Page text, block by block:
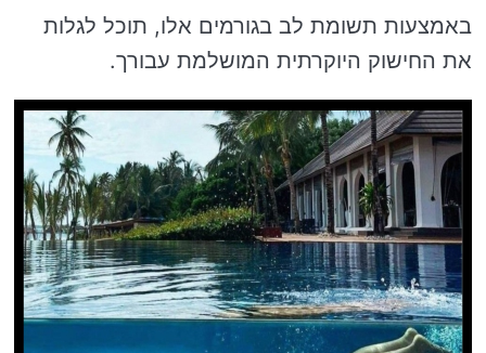
באמצעות תשומת לב בגורמים אלו, תוכל לגלות
את החישוק היוקרתית המושלמת עבורך.